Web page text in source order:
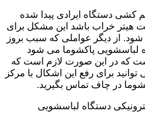
کشی دستگاه ایرادی پیدا شده
هیتر خراب باشد این مشکل برای
از دیگر عواملی که سبب بروز
لباسشویی پاکشوما می شود
که در این صورت لازم است که
برای رفع این اشکال با مرکز
در چاف تماس بگیرید.
دستگاه لباسشویی